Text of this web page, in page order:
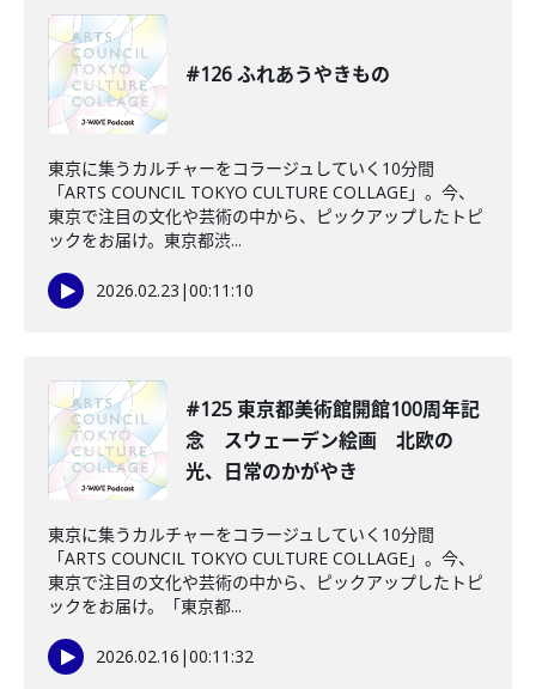
#126 ふれあうやきもの
東京に集うカルチャーをコラージュしていく10分間
「ARTS COUNCIL TOKYO CULTURE COLLAGE」。今、
東京で注目の文化や芸術の中から、ピックアップしたトピ
ックをお届け。東京都渋...
2026.02.23 |00:11:10
#125 東京都美術館開館100周年記
念 スウェーデン絵画 北欧の
光、日常のかがやき
東京に集うカルチャーをコラージュしていく10分間
「ARTS COUNCIL TOKYO CULTURE COLLAGE」。今、
東京で注目の文化や芸術の中から、ピックアップしたトピ
ックをお届け。「東京都...
2026.02.16 |00:11:32